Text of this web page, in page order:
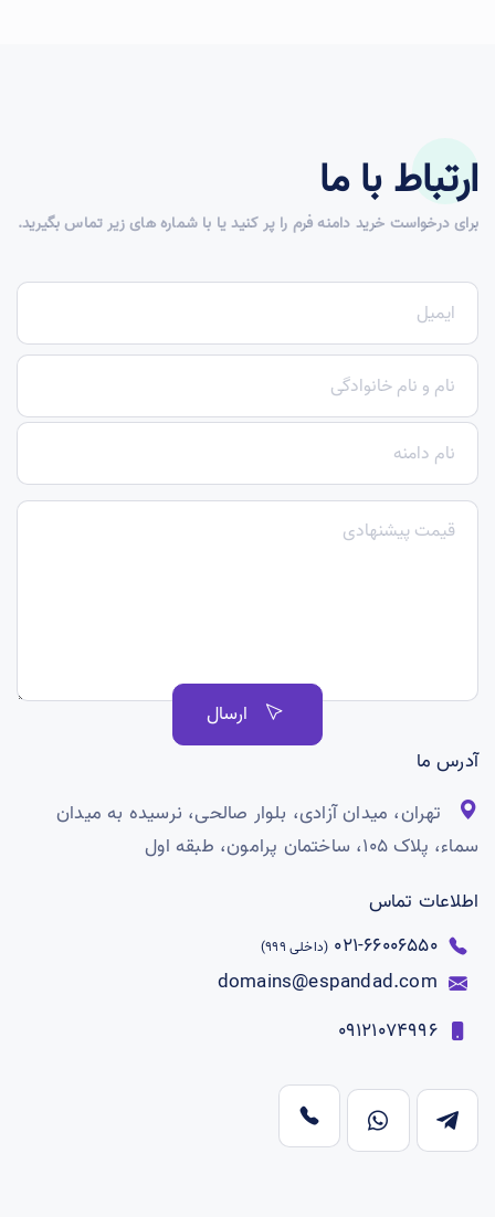
ارتباط با ما
برای درخواست خرید دامنه فرم را پر کنید یا با شماره های زیر تماس بگیرید.
ارسال
آدرس ما
تهران، میدان آزادی، بلوار صالحی، نرسیده به میدان
سماء، پلاک ۱۰۵، ساختمان پرامون، طبقه اول
اطلاعات تماس
(داخلی 999)
66006550-021
domains@espandad.com
09121074996